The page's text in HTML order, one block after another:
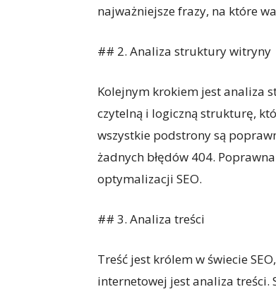
najważniejsze frazy, na które
## 2. Analiza struktury witryny
Kolejnym krokiem jest analiza
czytelną i logiczną strukturę,
wszystkie podstrony są
żadnych błędów 404.
optymalizacji SEO.
## 3. Analiza treści
Treść jest królem w świecie
internetowej jest analiza treści.